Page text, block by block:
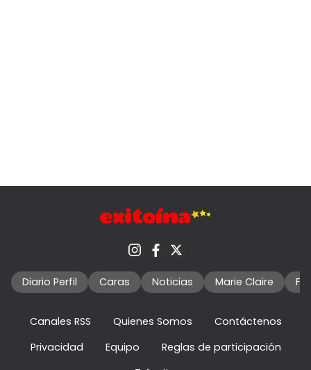
Diario Perfil Caras Noticias Marie Claire
Canales RSS Quienes Somos
Contáctenos
Privacidad
Equipo
Reglas de participación